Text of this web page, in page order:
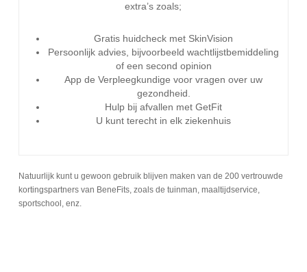
extra’s zoals;
Gratis huidcheck met SkinVision
Persoonlijk advies, bijvoorbeeld wachtlijstbemiddeling
of een second opinion
App de Verpleegkundige voor vragen over uw
gezondheid.
Hulp bij afvallen met GetFit
U kunt terecht in elk ziekenhuis
Natuurlijk kunt u gewoon gebruik blijven maken van de 200 vertrouwde
kortingspartners van BeneFits, zoals de tuinman, maaltijdservice,
sportschool, enz.